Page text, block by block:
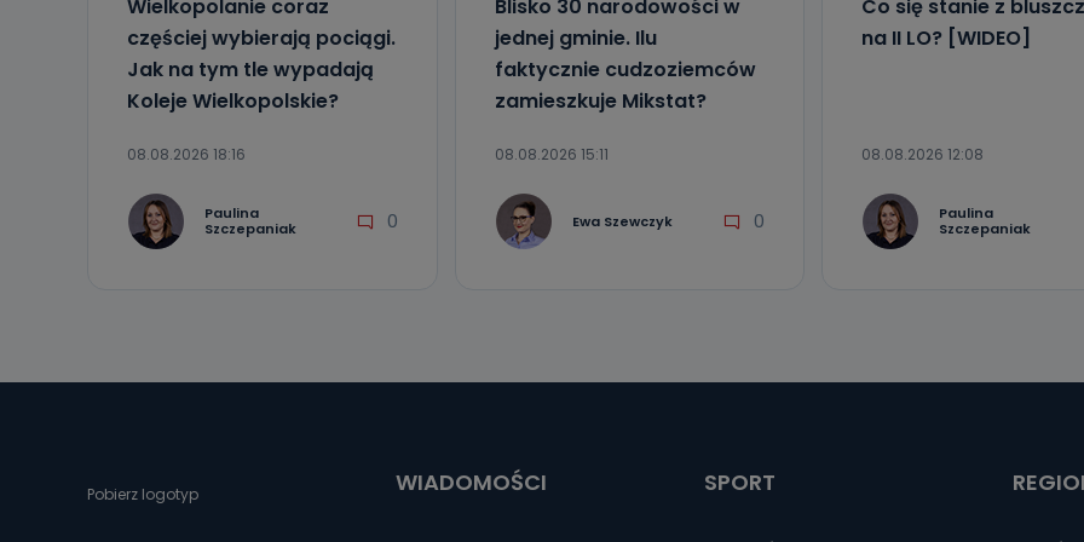
Wielkopolanie coraz
częściej wybierają pociągi.
Jak na tym tle wypadają
Koleje Wielkopolskie?
08.08.2026 18:16
Paulina
Szczepaniak
0
Blisko 30 narodowości w
jednej gminie. Ilu
faktycznie cudzoziemców
zamieszkuje Mikstat?
08.08.2026 15:11
Ewa Szewczyk 0
Co się stanie z
na II LO? [WIDEO]
08.08.2026 12:08
Paulina
Szczepaniak
Pobierz logotyp WIADOMOŚCI SPORT